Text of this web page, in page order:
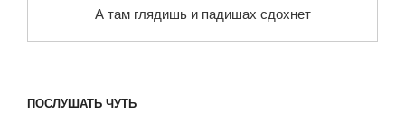
А там глядишь и падишах сдохнет
ПОСЛУШАТЬ ЧУТЬ